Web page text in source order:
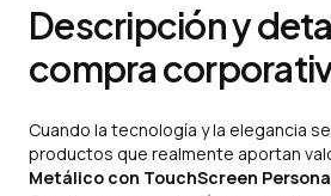
Descripción y
compra
Cuando la tecnología y la elegancia
productos que realmente aportan
Metálico con TouchScreen